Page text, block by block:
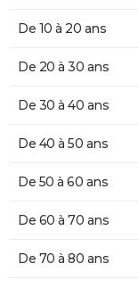
De 10 à 20 ans
De 20 à 30 ans
De 30 à 40 ans
De 40 à 50 ans
De 50 à 60 ans
De 60 à 70 ans
De 70 à 80 ans